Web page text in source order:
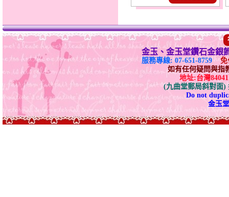
金玉、金玉堂鑽石金銀
服務專線: 07-651-8759
免
如有任何疑問與指
地址:台灣
(九曲堂郵局斜對面)
Do not
金玉